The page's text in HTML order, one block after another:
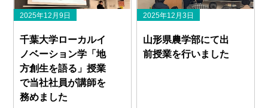
2025年12月9日
千葉大学ローカルイ
ノベーション学「地
方創生を語る」授業
で当社社員が講師を
務めました
2025年12月3日
山形県農学部にて出
前授業を行いました